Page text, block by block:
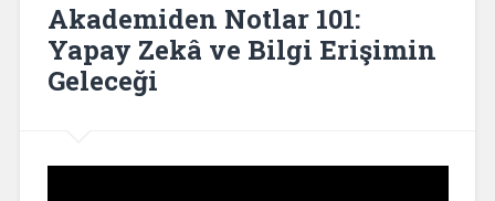
Akademiden Notlar 101:
Yapay Zekâ ve Bilgi Erişimin
Geleceği